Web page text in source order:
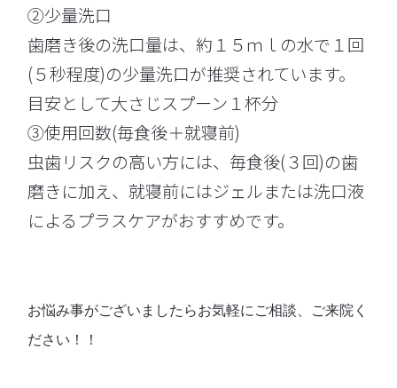
②少量洗口
歯磨き後の洗口量は、約１５ｍｌの水で１回
(５秒程度)の少量洗口が推奨されています。
目安として大さじスプーン１杯分
③使用回数(毎食後＋就寝前)
虫歯リスクの高い方には、毎食後(３回)の歯
磨きに加え、就寝前にはジェルまたは洗口液
によるプラスケアがおすすめです。
お悩み事がございましたらお気軽にご相談、ご来院く
ださい！！